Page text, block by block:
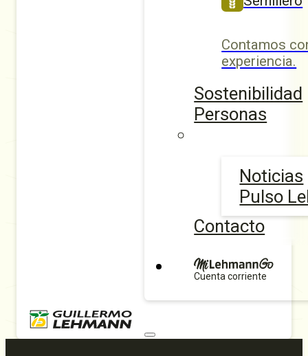
Contamos
experiencia.
Sostenibilidad
Personas
Noticias
Pulso
Contacto
Cuenta corriente